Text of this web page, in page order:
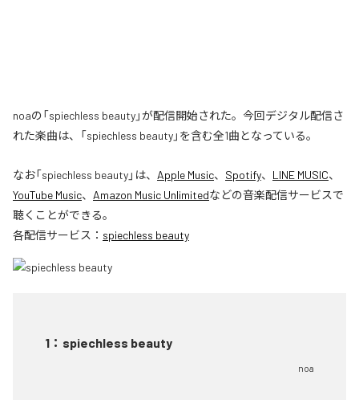
noaの「spiechless beauty」が配信開始された。今回デジタル配信さ
れた楽曲は、「spiechless beauty」を含む全1曲となっている。
なお「spiechless beauty」は、 Apple Music、 Spotify、 LINE MUSIC、
YouTube Music、 Amazon Music Unlimitedなどの音楽配信サービスで
聴くことができる。
各配信サービス： spiechless beauty
1 ： spiechless beauty
noa